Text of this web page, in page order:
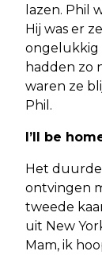
lazen. Phil
Hij was er
ongelukkig
hadden zo
waren ze
Phil.
I’ll be
Het
ontvingen
tweede
uit New
Mam, ik